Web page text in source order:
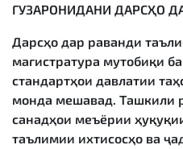
ГУЗАРОНИДАНИ ДАРСҲО
Дарсҳо дар раванди
магистратура мутобиқи
стандартҳои давлатии
монда мешавад. Ташкили
санадҳои меъёрии
таълимии ихтисосҳо ва